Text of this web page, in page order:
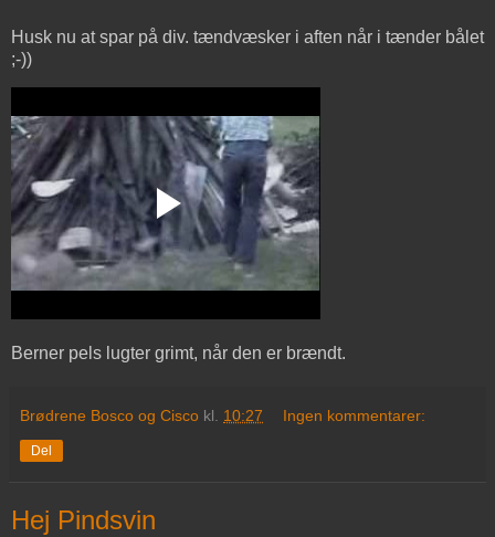
Husk nu at spar på div. tændvæsker i aften når i tænder bålet
;-))
Berner pels lugter grimt, når den er brændt.
Brødrene Bosco og Cisco kl. 10:27 Ingen kommentarer:
Del
Hej Pindsvin